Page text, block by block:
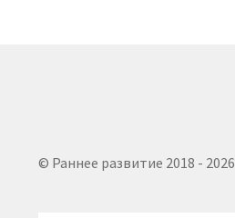
© Раннее развитие 2018 - 2026